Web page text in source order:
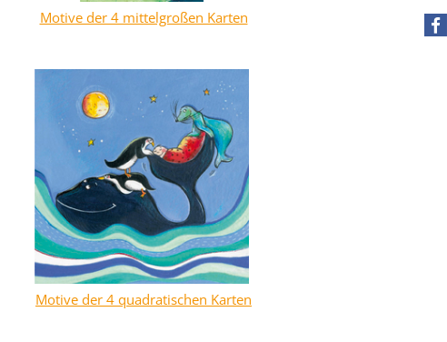
Motive der 4 mittelgroßen Karten
Motive der 4 quadratischen Karten